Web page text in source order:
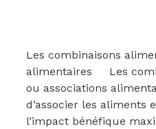
Les combinaisons
alimentaires Les
ou associations
d’associer les aliments
l’impact bénéfique